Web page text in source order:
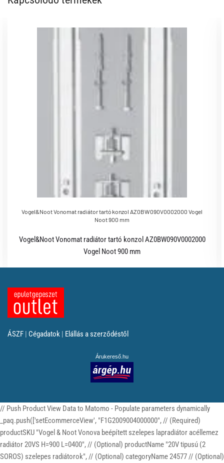
Vogel&Noot Vonomat radiátor tartó konzol AZ0BW090V0002000 Vogel
Noot 900 mm
Vogel&Noot Vonomat radiátor tartó konzol AZ0BW090V0002000
Vogel Noot 900 mm
ÁSZF | Cégadatok | Elállás a szerződéstől
Árukereső.hu
// Push Product View Data to Matomo - Populate parameters dynamically
_paq.push(['setEcommerceView', "F1G2009004000000", // (Required)
productSKU "Vogel & Noot Vonova beépített szelepes lapradiátor acéllemez
radiátor 20VS H=900 L=0400", // (Optional) productName "20V tipusú (2
SOROS) szelepes radiátorok", // (Optional) categoryName 24577 // (Optional)